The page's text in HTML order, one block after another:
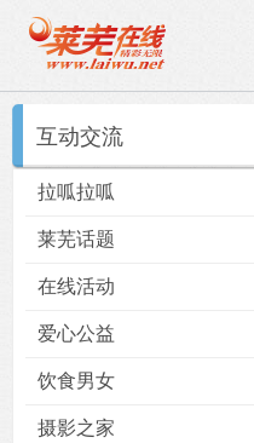
互动交流
拉呱拉呱
莱芜话题
在线活动
爱心公益
饮食男女
摄影之家